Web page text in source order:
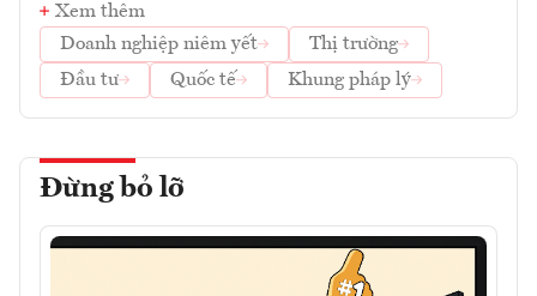
Xem thêm
Doanh nghiệp niêm yết
Thị trường
Đầu tư
Quốc tế Khung pháp lý
Đừng bỏ lỡ